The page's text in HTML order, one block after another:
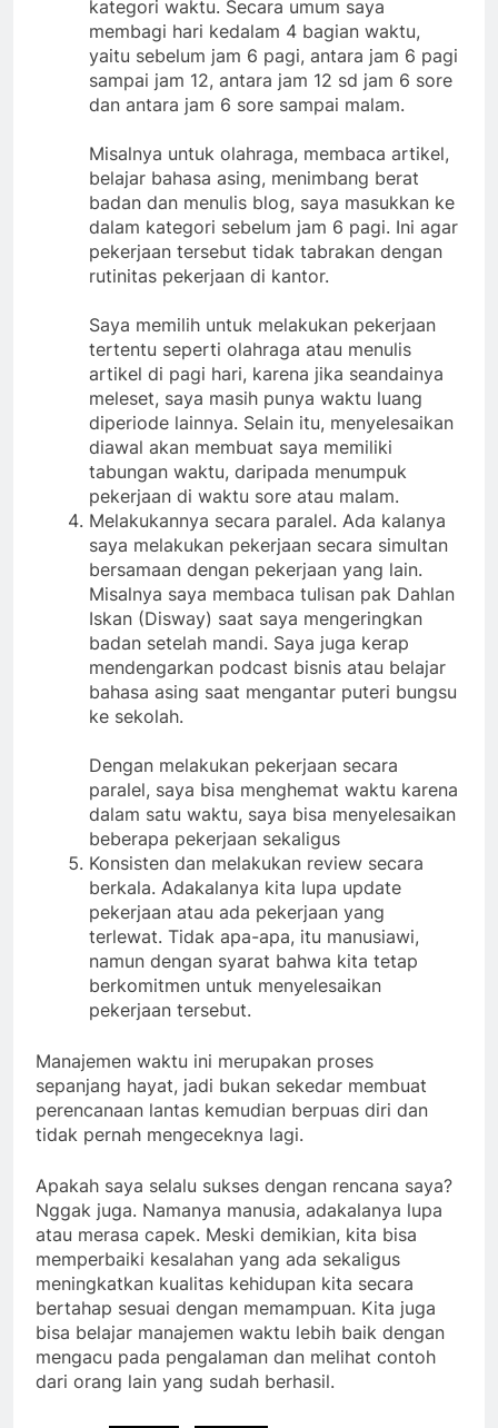
kategori waktu. Secara umum saya
membagi hari kedalam 4 bagian waktu,
yaitu sebelum jam 6 pagi, antara jam 6 pagi
sampai jam 12, antara jam 12 sd jam 6 sore
dan antara jam 6 sore sampai malam.
Misalnya untuk olahraga, membaca artikel,
belajar bahasa asing, menimbang berat
badan dan menulis blog, saya masukkan ke
dalam kategori sebelum jam 6 pagi. Ini agar
pekerjaan tersebut tidak tabrakan dengan
rutinitas pekerjaan di kantor.
Saya memilih untuk melakukan pekerjaan
tertentu seperti olahraga atau menulis
artikel di pagi hari, karena jika seandainya
meleset, saya masih punya waktu luang
diperiode lainnya. Selain itu, menyelesaikan
diawal akan membuat saya memiliki
tabungan waktu, daripada menumpuk
pekerjaan di waktu sore atau malam.
Melakukannya secara paralel. Ada kalanya
saya melakukan pekerjaan secara simultan
bersamaan dengan pekerjaan yang lain.
Misalnya saya membaca tulisan pak Dahlan
Iskan (Disway) saat saya mengeringkan
badan setelah mandi. Saya juga kerap
mendengarkan podcast bisnis atau belajar
bahasa asing saat mengantar puteri bungsu
ke sekolah.
Dengan melakukan pekerjaan secara
paralel, saya bisa menghemat waktu karena
dalam satu waktu, saya bisa menyelesaikan
beberapa pekerjaan sekaligus
Konsisten dan melakukan review secara
berkala. Adakalanya kita lupa update
pekerjaan atau ada pekerjaan yang
terlewat. Tidak apa-apa, itu manusiawi,
namun dengan syarat bahwa kita tetap
berkomitmen untuk menyelesaikan
pekerjaan tersebut.
Manajemen waktu ini merupakan proses
sepanjang hayat, jadi bukan sekedar membuat
perencanaan lantas kemudian berpuas diri dan
tidak pernah mengeceknya lagi.
Apakah saya selalu sukses dengan rencana saya?
Nggak juga. Namanya manusia, adakalanya lupa
atau merasa capek. Meski demikian, kita bisa
memperbaiki kesalahan yang ada sekaligus
meningkatkan kualitas kehidupan kita secara
bertahap sesuai dengan memampuan. Kita juga
bisa belajar manajemen waktu lebih baik dengan
mengacu pada pengalaman dan melihat contoh
dari orang lain yang sudah berhasil.